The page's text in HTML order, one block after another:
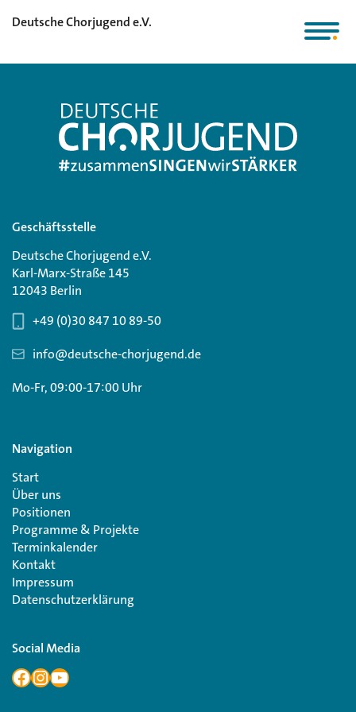
Deutsche Chorjugend e.V.
Geschäftsstelle
Deutsche Chorjugend e.V.
Karl-Marx-Straße 145
12043 Berlin
+49 (0)30 847 10 89-50
info@deutsche-chorjugend.de
Mo-Fr, 09:00-17:00 Uhr
Navigation
Start
Über uns
Positionen
Programme & Projekte
Terminkalender
Kontakt
Impressum
Datenschutzerklärung
Social Media